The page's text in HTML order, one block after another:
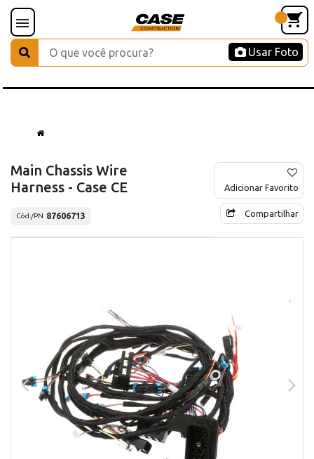
Usar Foto
Main Chassis Wire
Harness - Case CE
Cód./PN 87606713
Adicionar Favorito
Compartilhar